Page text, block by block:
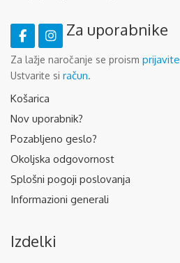
Za uporabnike
Za lažje naročanje se proism prijavite
Ustvarite si račun.
Košarica
Nov uporabnik?
Pozabljeno geslo?
Okoljska odgovornost
Splošni pogoji poslovanja
Informazioni generali
Izdelki